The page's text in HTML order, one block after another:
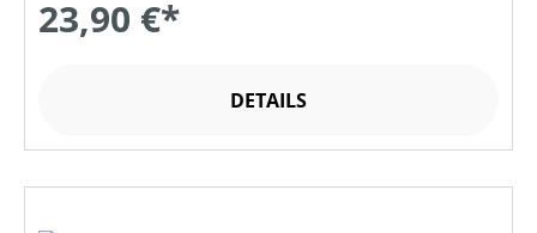
23,90 €*
DETAILS